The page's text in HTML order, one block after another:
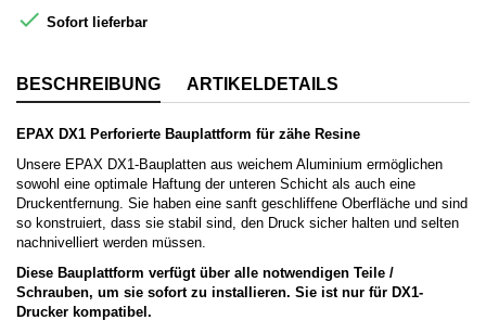
 Sofort lieferbar
BESCHREIBUNG ARTIKELDETAILS
EPAX DX1 Perforierte Bauplattform für zähe Resine
Unsere EPAX DX1-Bauplatten aus weichem Aluminium ermöglichen
sowohl eine optimale Haftung der unteren Schicht als auch eine
Druckentfernung. Sie haben eine sanft geschliffene Oberfläche und sind
so konstruiert, dass sie stabil sind, den Druck sicher halten und selten
nachnivelliert werden müssen.
Diese Bauplattform verfügt über alle notwendigen Teile /
Schrauben, um sie sofort zu installieren. Sie ist nur für DX1-
Drucker kompatibel.